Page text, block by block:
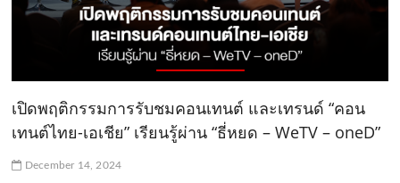
เปิดพฤติกรรมการรับชมคอนเทนต์ และเทรนด์ “คอน
เทนต์ไทย-เอเชีย” เรียนรู้ผ่าน “ธี่หยด – WeTV – oneD”
December 14, 2024